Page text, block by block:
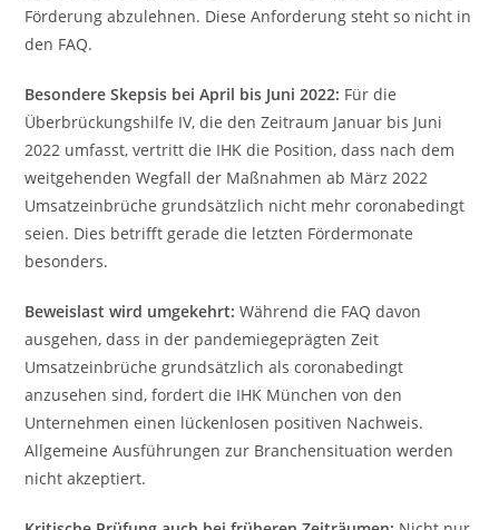
Förderung abzulehnen. Diese Anforderung steht so nicht in
den FAQ.
Besondere Skepsis bei April bis Juni 2022: Für die
Überbrückungshilfe IV, die den Zeitraum Januar bis Juni
2022 umfasst, vertritt die IHK die Position, dass nach dem
weitgehenden Wegfall der Maßnahmen ab März 2022
Umsatzeinbrüche grundsätzlich nicht mehr coronabedingt
seien. Dies betrifft gerade die letzten Fördermonate
besonders.
Beweislast wird umgekehrt: Während die FAQ davon
ausgehen, dass in der pandemiegeprägten Zeit
Umsatzeinbrüche grundsätzlich als coronabedingt
anzusehen sind, fordert die IHK München von den
Unternehmen einen lückenlosen positiven Nachweis.
Allgemeine Ausführungen zur Branchensituation werden
nicht akzeptiert.